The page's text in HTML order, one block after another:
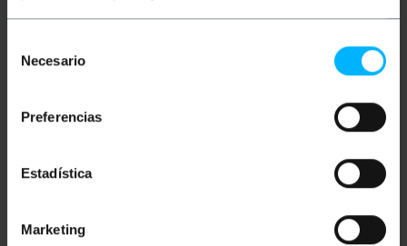
Necesario
Preferencias
Estadística
Marketing
Clasificación